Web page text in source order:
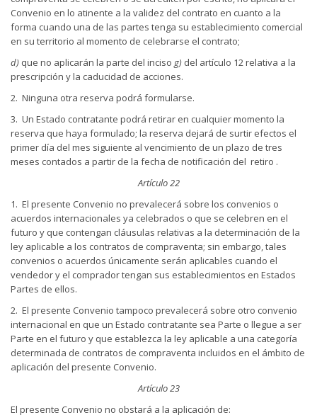
Convenio en lo atinente a la validez del contrato en cuanto a la
forma cuando una de las partes tenga su establecimiento comercial
en su territorio al momento de celebrarse el contrato;
d) que no aplicarán la parte del inciso g) del artículo 12 relativa a la
prescripción y la caducidad de acciones.
2. Ninguna otra reserva podrá formularse.
3. Un Estado contratante podrá retirar en cualquier momento la
reserva que haya formulado; la reserva dejará de surtir efectos el
primer día del mes siguiente al vencimiento de un plazo de tres
meses contados a partir de la fecha de notificación del retiro .
Artículo 22
1. El presente Convenio no prevalecerá sobre los convenios o
acuerdos internacionales ya celebrados o que se celebren en el
futuro y que contengan cláusulas relativas a la determinación de la
ley aplicable a los contratos de compraventa; sin embargo, tales
convenios o acuerdos únicamente serán aplicables cuando el
vendedor y el comprador tengan sus establecimientos en Estados
Partes de ellos.
2. El presente Convenio tampoco prevalecerá sobre otro convenio
internacional en que un Estado contratante sea Parte o llegue a ser
Parte en el futuro y que establezca la ley aplicable a una categoría
determinada de contratos de compraventa incluidos en el ámbito de
aplicación del presente Convenio.
Artículo 23
El presente Convenio no obstará a la aplicación de: